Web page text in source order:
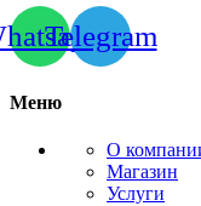
Telegram
Меню
О
Магазин
Услуги